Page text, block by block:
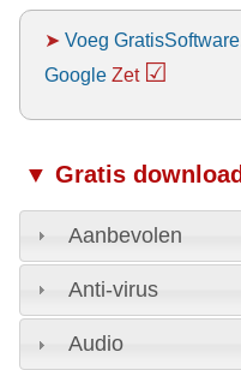
➤ Voeg
Google Zet ☑
▼ Gratis
Aanbevolen
Anti-virus
Audio